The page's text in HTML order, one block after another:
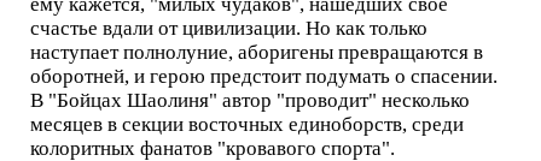
счастье вдали от цивилизации. Но как только
наступает полнолуние, аборигены превращаются в
оборотней, и герою предстоит подумать о спасении.
В "Бойцах Шаолиня" автор "проводит" несколько
месяцев в секции восточных единоборств, среди
колоритных фанатов "кровавого спорта".